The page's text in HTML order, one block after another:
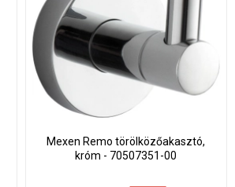
Kedvenc
Hasonlítsa
össze
Mexen Remo törölközőakasztó,
króm - 70507351-00